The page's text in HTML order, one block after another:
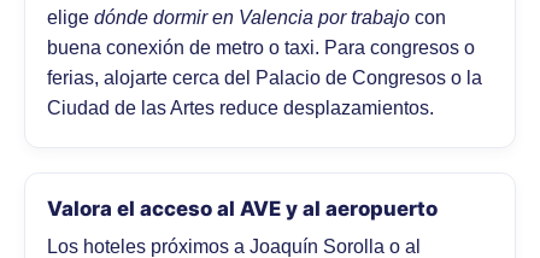
elige dónde dormir en Valencia por trabajocon
buena conexión de metro o taxi. Para congresos o
ferias, alojarte cerca del Palacio de Congresos o la
Ciudad de las Artes reduce desplazamientos.
Valora el acceso al AVE y al aeropuerto
Los hoteles próximos a Joaquín Sorolla o al